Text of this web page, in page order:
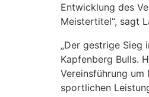
Entwicklung des
Meistertitel“, sagt
„Der gestrige Sieg
Kapfenberg Bulls.
Vereinsführung
sportlichen